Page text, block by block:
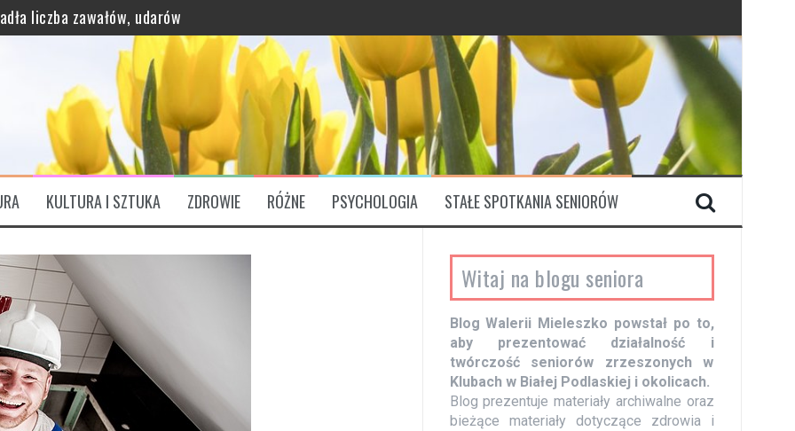
liczba zawałów, udarów
bogaty profil odżywczy
KULTURA I SZTUKA ZDROWIE RÓŻNE PSYCHOLOGIA STAŁE SPOTKANIA SENIORÓW
Witaj na blogu seniora
Blog Walerii Mieleszko powstał po to,
aby prezentować działalność i
twórczość seniorów zrzeszonych w
Klubach w Białej Podlaskiej i okolicach.
Blog prezentuje materiały archiwalne oraz
bieżące materiały dotyczące zdrowia i